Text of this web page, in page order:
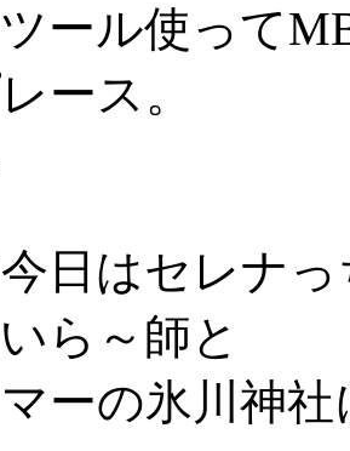
ール使って
ース。
日はセレナ
ら～師と
ーの氷川神